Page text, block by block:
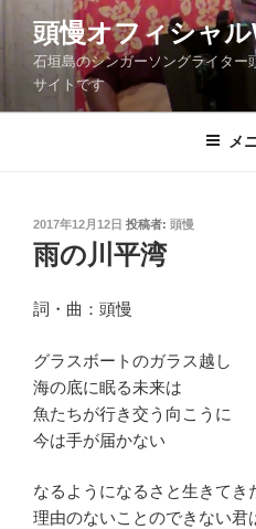
ツ
頭慢オフィシャ
石垣島のシンガーソングライター
サイトです
メ
投
稿
日:
2017年12月12日 投稿者: 頭慢
雨の川平湾
詞・曲：頭慢
グラスボートのガラス越し
海の底に眠る未来は
魚たちが行き交う向こうに
今は手が届かない
なるようになるさと生きてき
理由のないことのできない君